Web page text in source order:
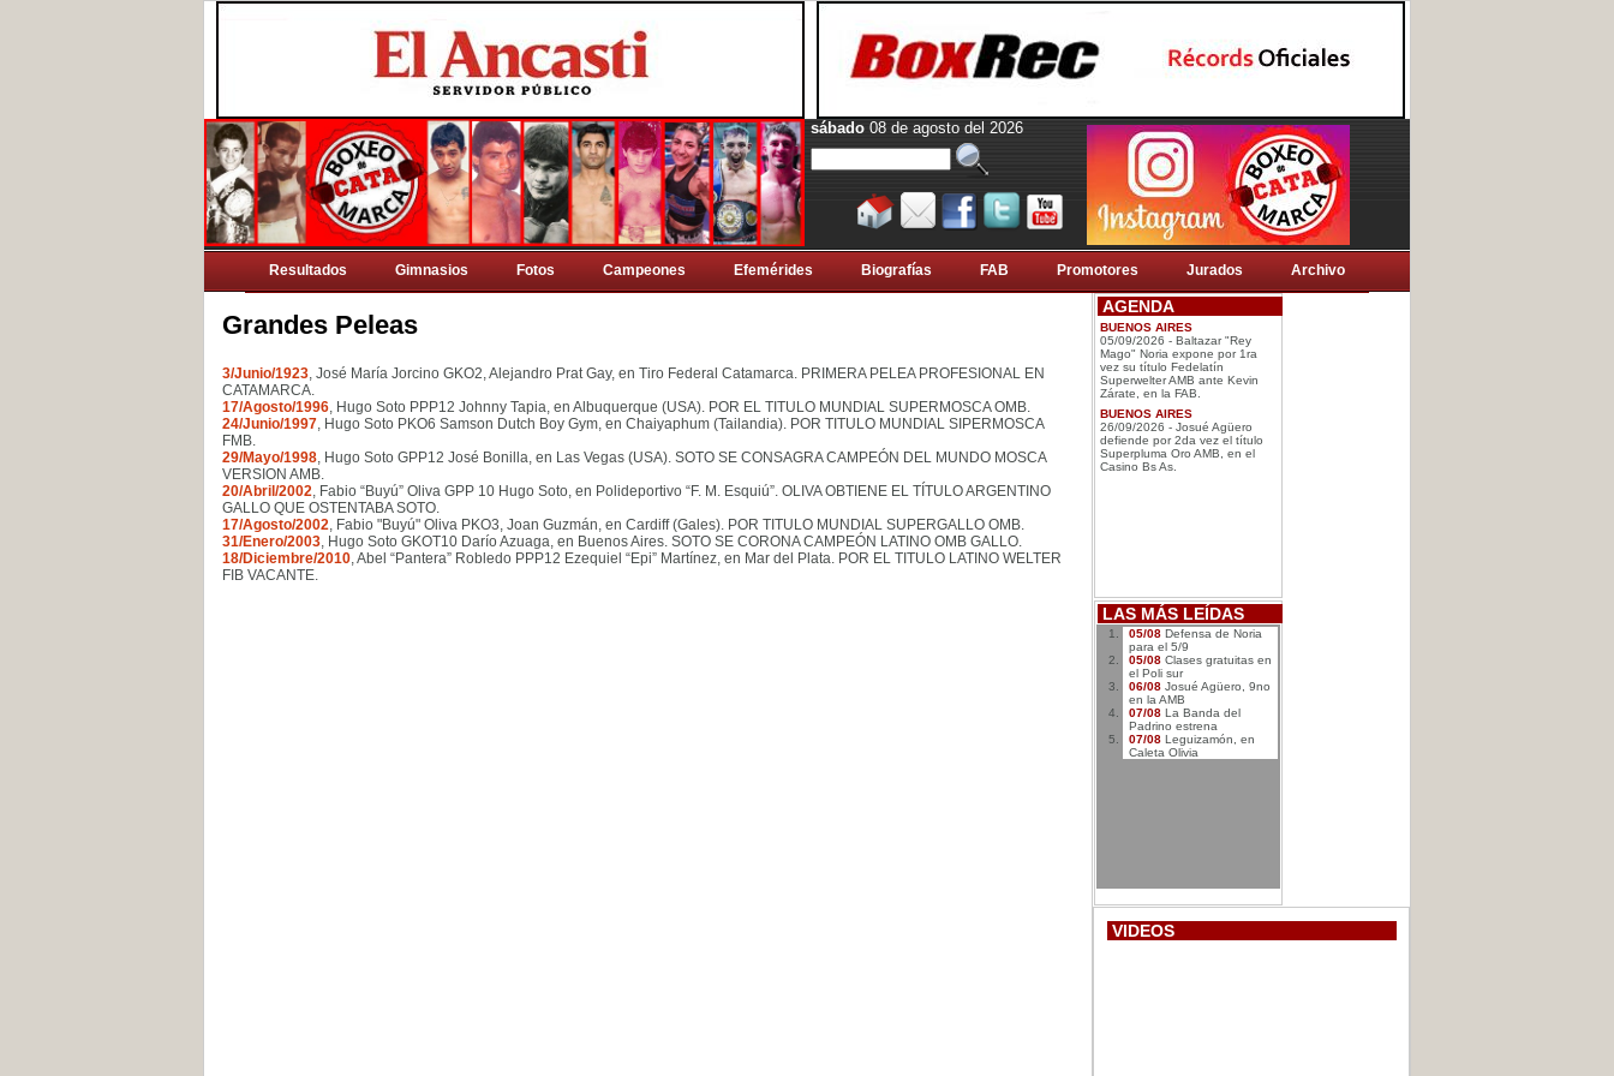
sábado 08 de agosto del 2026
Resultados Gimnasios Fotos Campeones Efemérides Biografí­as FAB Promotores Jurados Archivo
Grandes Peleas
3/Junio/1923, José María Jorcino GKO2, Alejandro Prat Gay, en Tiro Federal Catamarca. PRIMERA PELEA PROFESIONAL EN
CATAMARCA.
17/Agosto/1996, Hugo Soto PPP12 Johnny Tapia, en Albuquerque (USA). POR EL TITULO MUNDIAL SUPERMOSCA OMB.
24/Junio/1997, Hugo Soto PKO6 Samson Dutch Boy Gym, en Chaiyaphum (Tailandia). POR TITULO MUNDIAL SIPERMOSCA
FMB.
29/Mayo/1998, Hugo Soto GPP12 José Bonilla, en Las Vegas (USA). SOTO SE CONSAGRA CAMPEÓN DEL MUNDO MOSCA
VERSION AMB.
20/Abril/2002, Fabio “Buyú” Oliva GPP 10 Hugo Soto, en Polideportivo “F. M. Esquiú”. OLIVA OBTIENE EL TÍTULO ARGENTINO
GALLO QUE OSTENTABA SOTO.
17/Agosto/2002, Fabio "Buyú" Oliva PKO3, Joan Guzmán, en Cardiff (Gales). POR TITULO MUNDIAL SUPERGALLO OMB.
31/Enero/2003, Hugo Soto GKOT10 Darío Azuaga, en Buenos Aires. SOTO SE CORONA CAMPEÓN LATINO OMB GALLO.
18/Diciembre/2010, Abel “Pantera” Robledo PPP12 Ezequiel “Epi” Martínez, en Mar del Plata. POR EL TITULO LATINO WELTER
FIB VACANTE.
AGENDA
BUENOS AIRES
05/09/2026 - Baltazar "Rey
Mago" Noria expone por 1ra
vez su título Fedelatín
Superwelter AMB ante Kevin
Zárate, en la FAB.
BUENOS AIRES
26/09/2026 - Josué Agüero
defiende por 2da vez el título
Superpluma Oro AMB, en el
Casino Bs As.
LAS MÁS LEÍDAS
05/08 Defensa de Noria
para el 5/9
05/08 Clases gratuitas en
el Poli sur
06/08 Josué Agüero, 9no
en la AMB
07/08 La Banda del
Padrino estrena
07/08 Leguizamón, en
Caleta Olivia
VIDEOS